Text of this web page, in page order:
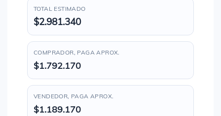
TOTAL ESTIMADO
$2.981.340
COMPRADOR, PAGA APROX.
$1.792.170
VENDEDOR, PAGA APROX.
$1.189.170